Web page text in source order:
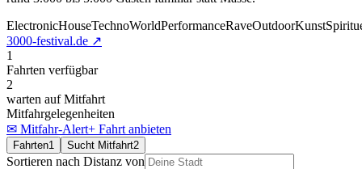
ElectronicHouseTechnoWorldPerformanceRaveOutdoorKunst
3000-festival.de ↗
1
Fahrten verfügbar
2
warten auf Mitfahrt
Mitfahrgelegenheiten
✉ Mitfahr-Alert+ Fahrt anbieten
Fahrten1 Sucht Mitfahrt2
Sortieren nach Distanz von